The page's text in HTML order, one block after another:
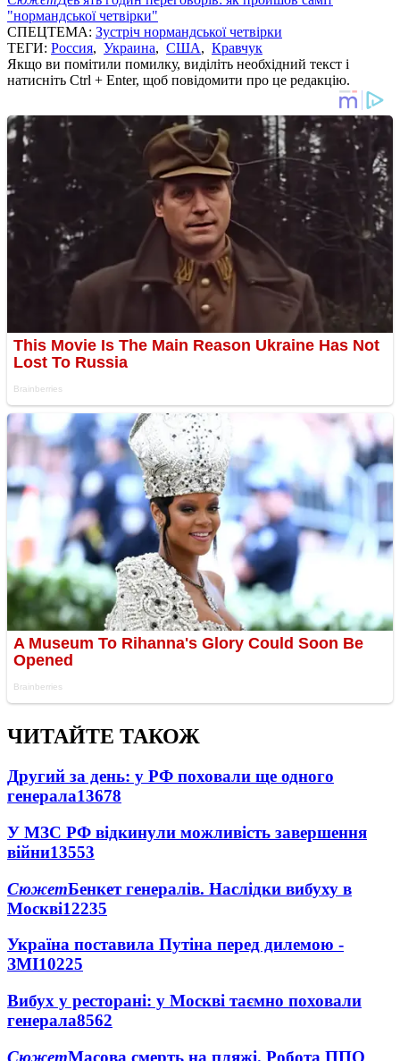
"нормандської четвірки"
СПЕЦТЕМА: Зустріч нормандської четвірки
ТЕГИ: Россия, Украина, США, Кравчук
Якщо ви помітили помилку, виділіть необхідний текст і
натисніть Ctrl + Enter, щоб повідомити про це редакцію.
ЧИТАЙТЕ ТАКОЖ
Другий за день: у РФ поховали ще одного
генерала13678
У МЗС РФ відкинули можливість завершення
війни13553
СюжетБенкет генералів. Наслідки вибуху в
Москві12235
Україна поставила Путіна перед дилемою -
ЗМІ10225
Вибух у ресторані: у Москві таємно поховали
генерала8562
СюжетМасова смерть на пляжі. Робота ППО